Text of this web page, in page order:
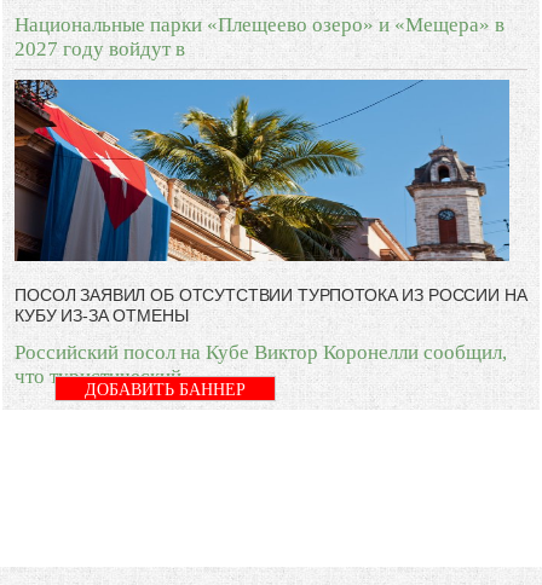
Национальные парки «Плещеево озеро» и «Мещера» в
2027 году войдут в
ПОСОЛ ЗАЯВИЛ ОБ ОТСУТСТВИИ ТУРПОТОКА ИЗ РОССИИ НА
КУБУ ИЗ-ЗА ОТМЕНЫ
Российский посол на Кубе Виктор Коронелли сообщил,
что туристический
ДОБАВИТЬ БАННЕР